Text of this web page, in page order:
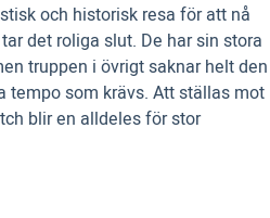
och historisk resa för att nå
det roliga slut. De har sin stora
truppen i övrigt saknar helt den
tempo som krävs. Att ställas mot
blir en alldeles för stor